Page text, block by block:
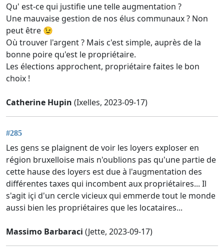
Qu' est-ce qui justifie une telle augmentation ?
Une mauvaise gestion de nos élus communaux ? Non
peut être 😉
Où trouver l'argent ? Mais c'est simple, auprès de la
bonne poire qu'est le propriétaire.
Les élections approchent, propriétaire faites le bon
choix !
Catherine Hupin (Ixelles, 2023-09-17)
#285
Les gens se plaignent de voir les loyers exploser en
région bruxelloise mais n'oublions pas qu'une partie de
cette hause des loyers est due à l'augmentation des
différentes taxes qui incombent aux propriétaires... Il
s'agit içi d'un cercle vicieux qui emmerde tout le monde
aussi bien les propriétaires que les locataires...
Massimo Barbaraci (Jette, 2023-09-17)